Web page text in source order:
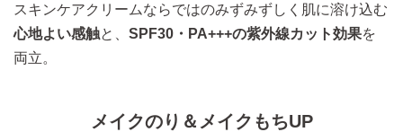
スキンケアクリームならではのみずみずしく肌に溶け込む
心地よい感触と、 SPF30・PA+++の紫外線カット効果を
両立。
メイクのり＆メイクもちUP